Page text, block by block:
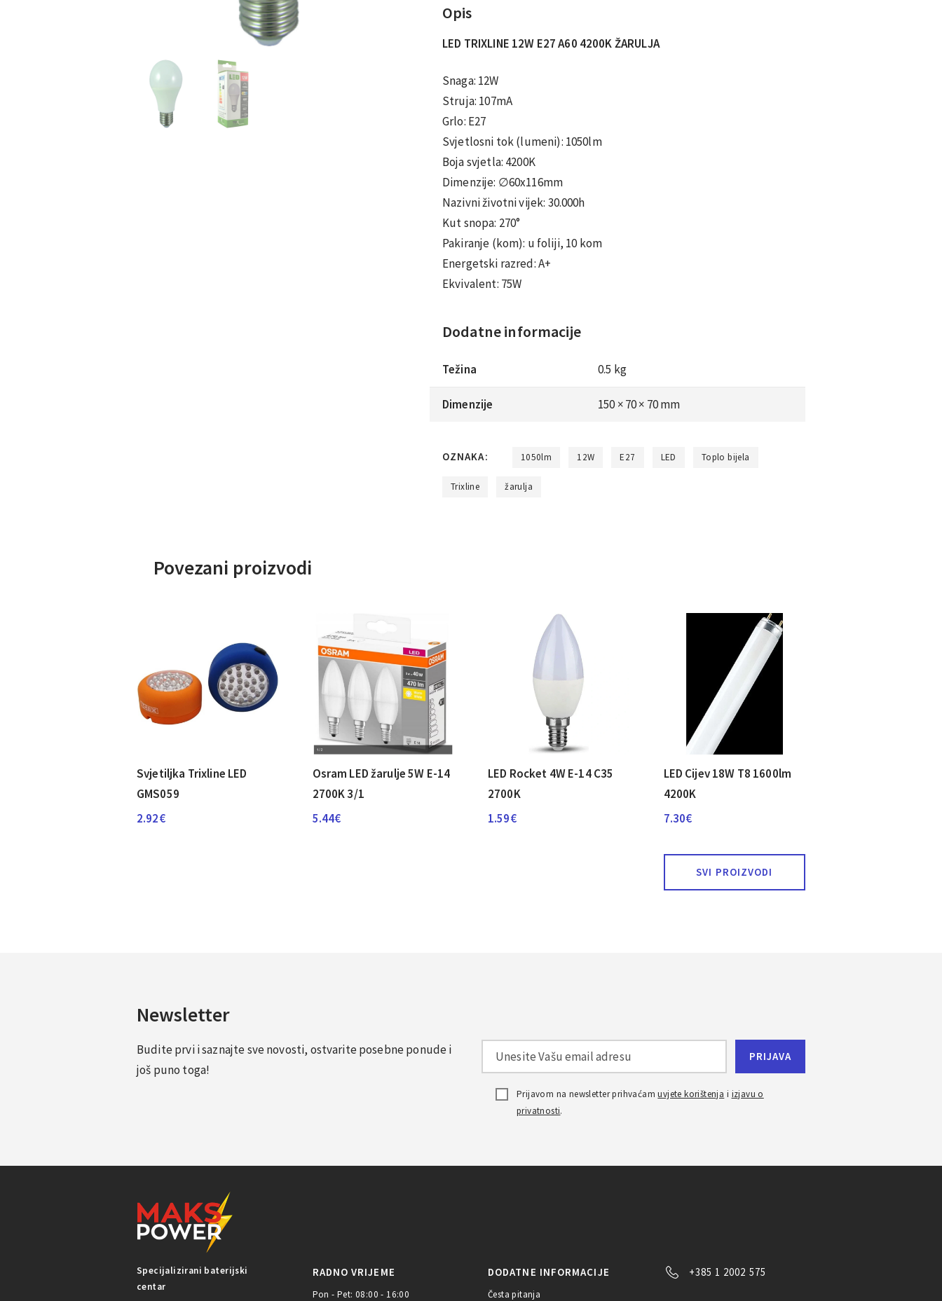
Opis
LED TRIXLINE 12W E27 A60 4200K ŽARULJA
Snaga: 12W
Struja: 107mA
Grlo: E27
Svjetlosni tok (lumeni): 1050lm
Boja svjetla: 4200K
Dimenzije: ∅60x116mm
Nazivni životni vijek: 30.000h
Kut snopa: 270°
Pakiranje (kom): u foliji, 10 kom
Energetski razred: A+
Ekvivalent: 75W
Dodatne informacije
Težina 0.5 kg
Dimenzije 150 × 70 × 70 mm
OZNAKA: 1050lm 12W E27 LED Toplo bijela
Trixline žarulja
Povezani proizvodi
Svjetiljka Trixline LED
GMS059
2.92€
Osram LED žarulje 5W E-14
2700K 3/1
5.44€
LED Rocket 4W E-14 C35
2700K
1.59€
LED Cijev 18W T8 1600lm
4200K
7.30€
SVI PROIZVODI
Newsletter
Budite prvi i saznajte sve novosti, ostvarite posebne ponude i
još puno toga!
Prijavom na newsletter prihvaćamuvjete korištenja i izjavu o
privatnosti.
Specijalizirani baterijski
centar
RADNO VRIJEME
Pon - Pet: 08:00 - 16:00
DODATNE INFORMACIJE
Česta pitanja
+385 1 2002 575